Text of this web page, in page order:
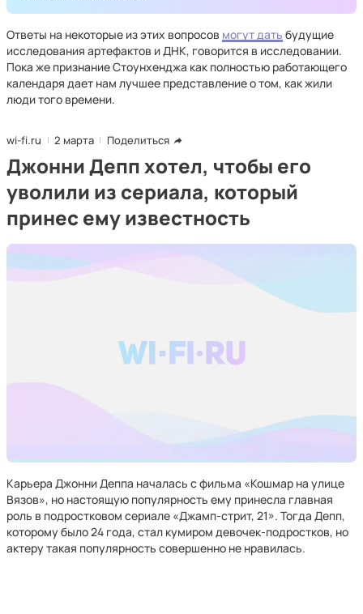
Ответы на некоторые из этих вопросов могут дать будущие
исследования артефактов и ДНК, говорится в исследовании.
Пока же признание Стоунхенджа как полностью работающего
календаря дает нам лучшее представление о том, как жили
люди того времени.
wi-fi.ru 2 марта Поделиться
Джонни Депп хотел, чтобы его
уволили из сериала, который
принес ему известность
Карьера Джонни Деппа началась с фильма «Кошмар на улице
Вязов», но настоящую популярность ему принесла главная
роль в подростковом сериале «Джамп-стрит, 21». Тогда Депп,
которому было 24 года, стал кумиром девочек-подростков, но
актеру такая популярность совершенно не нравилась.